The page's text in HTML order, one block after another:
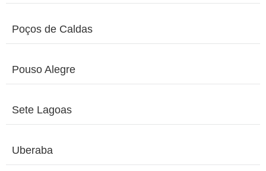
Poços de Caldas
Pouso Alegre
Sete Lagoas
Uberaba